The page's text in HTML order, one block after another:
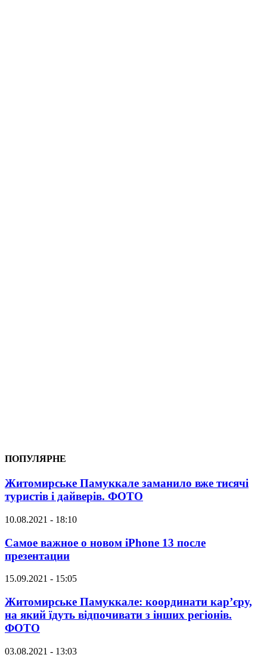
ПОПУЛЯРНЕ
Житомирське Памуккале заманило вже тисячі
туристів і дайверів. ФОТО
10.08.2021 - 18:10
Самое важное о новом iPhone 13 после
презентации
15.09.2021 - 15:05
Житомирське Памуккале: координати кар’єру,
на який їдуть відпочивати з інших регіонів.
ФОТО
03.08.2021 - 13:03